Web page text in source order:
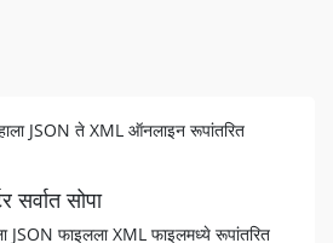
JSON ते XML ऑनलाइन रूपांतरित
सोपा
JSON फाइलला XML फाइलमध्ये रूपांतरित